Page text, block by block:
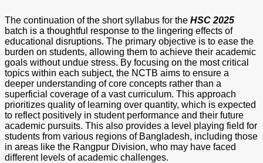
The continuation of the short syllabus for the HSC 2025
batch is a thoughtful response to the lingering effects of
educational disruptions. The primary objective is to ease the
burden on students, allowing them to achieve their academic
goals without undue stress. By focusing on the most critical
topics within each subject, the NCTB aims to ensure a
deeper understanding of core concepts rather than a
superficial coverage of a vast curriculum. This approach
prioritizes quality of learning over quantity, which is expected
to reflect positively in student performance and their future
academic pursuits. This also provides a level playing field for
students from various regions of Bangladesh, including those
in areas like the Rangpur Division, who may have faced
different levels of academic challenges.